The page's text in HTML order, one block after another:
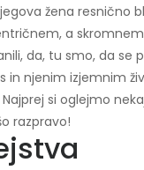
žena resnično
a skromnem
da, tu smo, da se
in njenim izjemnim
si oglejmo
razpravo!